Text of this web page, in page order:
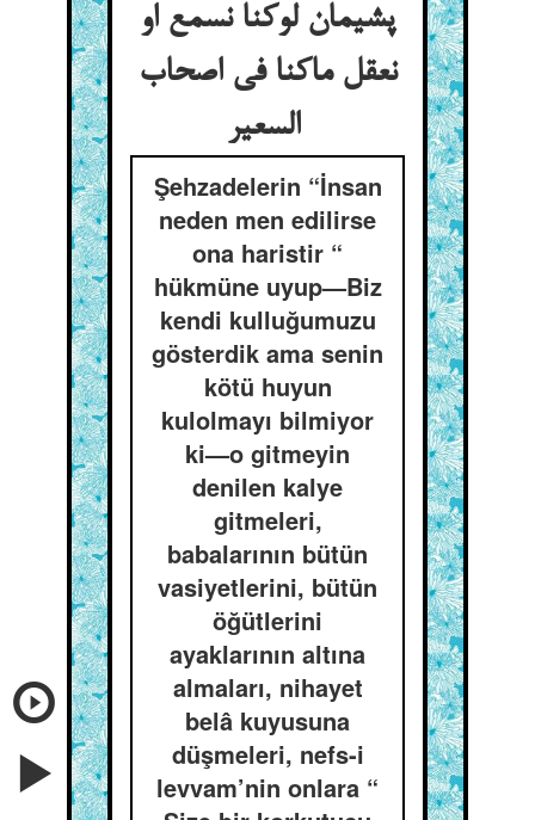
پشیمان لوکنا نسمع او
نعقل ماکنا فی اصحاب
السعیر
Şehzadelerin “İnsan
neden men edilirse
ona haristir “
hükmüne uyup—Biz
kendi kulluğumuzu
gösterdik ama senin
kötü huyun
kulolmayı bilmiyor
ki—o gitmeyin
denilen kalye
gitmeleri,
babalarının bütün
vasiyetlerini, bütün
öğütlerini
ayaklarının altına
almaları, nihayet
belâ kuyusuna
düşmeleri, nefs-i
levvam’nin onlara “